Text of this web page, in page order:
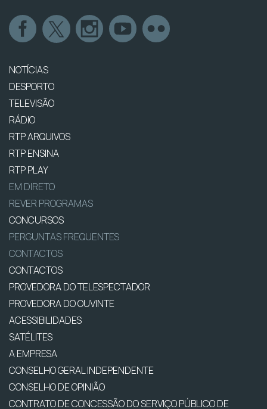
NOTÍCIAS
DESPORTO
TELEVISÃO
RÁDIO
RTP ARQUIVOS
RTP ENSINA
RTP PLAY
EM DIRETO
REVER PROGRAMAS
CONCURSOS
PERGUNTAS FREQUENTES
CONTACTOS
CONTACTOS
PROVEDORA DO TELESPECTADOR
PROVEDORA DO OUVINTE
ACESSIBILIDADES
SATÉLITES
A EMPRESA
CONSELHO GERAL INDEPENDENTE
CONSELHO DE OPINIÃO
CONTRATO DE CONCESSÃO DO SERVIÇO PÚBLICO DE